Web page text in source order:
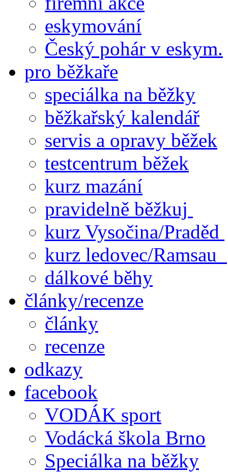
eskymování
Český pohár v eskym.
pro běžkaře
speciálka na běžky
běžkařský kalendář
servis a opravy běžek
testcentrum běžek
kurz mazání
pravidelně běžkuj
kurz Vysočina/Praděd
kurz ledovec/Ramsau
dálkové běhy
články/recenze
články
recenze
odkazy
facebook
VODÁK sport
Vodácká škola Brno
Speciálka na běžky